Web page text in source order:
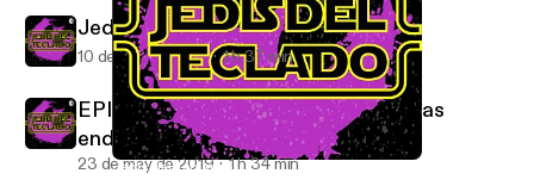
Jedis del Teclado - This Is The Way
Jedis del Teclado - This Is The Way
10 de ene de 2021 1 h 37 min
EPISODIO IX - And now our watch has
ended.
23 de may de 2019 1 h 34 min